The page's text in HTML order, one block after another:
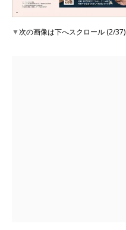
▼次の画像は下へスクロール (2/37)